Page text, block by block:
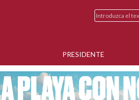
PRESIDENTE